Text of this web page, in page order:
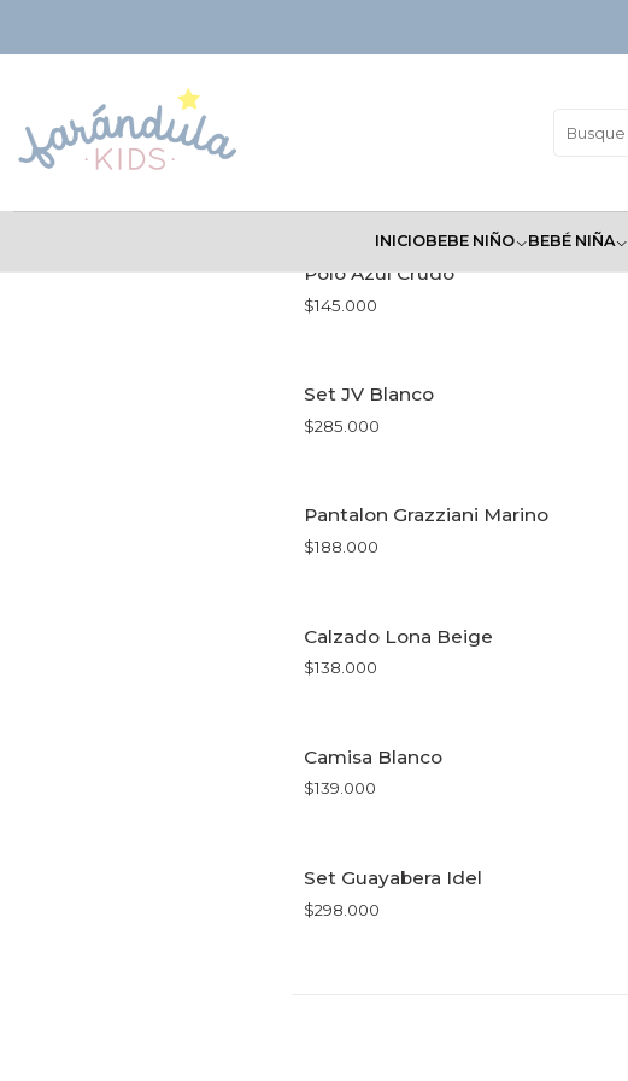
INICIOBEBE NIÑO BEBÉ NIÑA
Polo Azul Crudo
$145.000
Set JV Blanco
$285.000
Pantalon Grazziani Marino
$188.000
Calzado Lona Beige
$138.000
Camisa Blanco
$139.000
Set Guayabera Idel
$298.000